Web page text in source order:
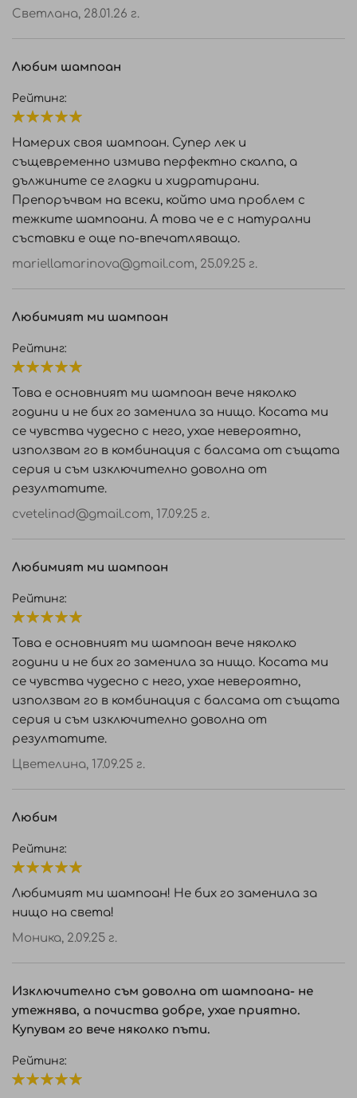
Светлана, 28.01.26 г.
Любим шампоан
Рейтинг:
Намерих своя шампоан. Супер лек и
същевременно измива перфектно скалпа, а
дължините се гладки и хидратирани.
Препоръчвам на всеки, който има проблем с
тежките шампоани. А това че е с натурални
съставки е още по-впечатляващо.
mariellamarinova@gmail.com, 25.09.25 г.
Любимият ми шампоан
Рейтинг:
Това е основният ми шампоан вече няколко
години и не бих го заменила за нищо. Косата ми
се чувства чудесно с него, ухае невероятно,
използвам го в комбинация с балсама от същата
серия и съм изключително доволна от
резултатите.
cvetelinad@gmail.com, 17.09.25 г.
Любимият ми шампоан
Рейтинг:
Това е основният ми шампоан вече няколко
години и не бих го заменила за нищо. Косата ми
се чувства чудесно с него, ухае невероятно,
използвам го в комбинация с балсама от същата
серия и съм изключително доволна от
резултатите.
Цветелина, 17.09.25 г.
Любим
Рейтинг:
Любимият ми шампоан! Не бих го заменила за
нищо на света!
Моника, 2.09.25 г.
Изключително съм доволна от шампоана- не
утежнява, а почиства добре, ухае приятно.
Купувам го вече няколко пъти.
Рейтинг: